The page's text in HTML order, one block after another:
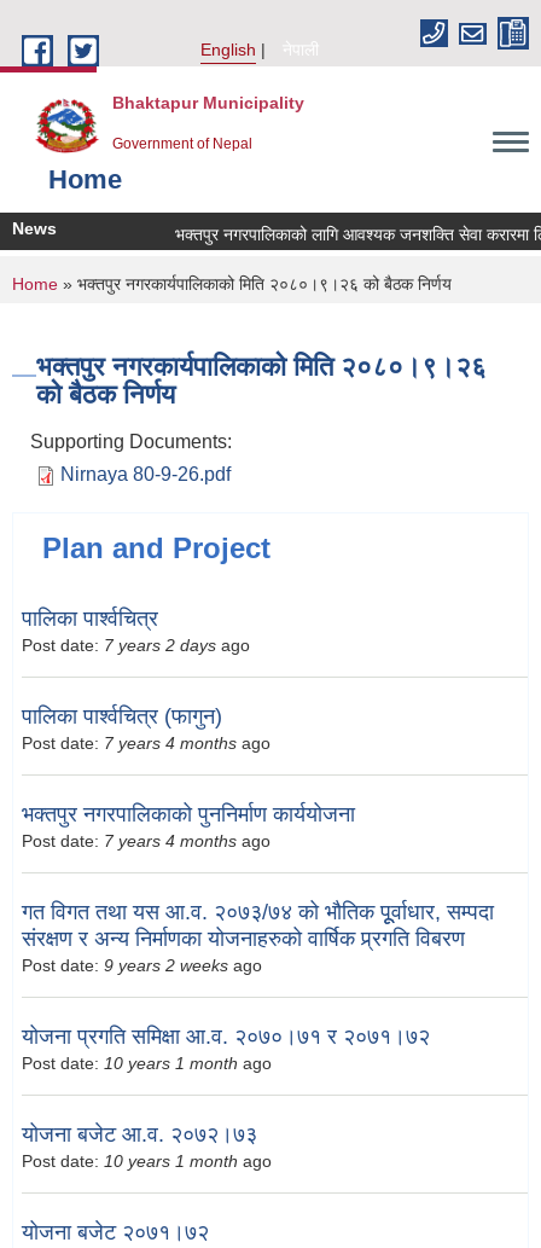
English
नेपाली
Bhaktapur Municipality
Government of Nepal
Home
News भक्तपुर नगरपालिकाको लागि आवश्यक जनशक्ति सेवा करारमा
You are here
Home » भक्तपुर नगरकार्यपालिकाको मिति २०८०।९।२६ को बैठक निर्णय
भक्तपुर नगरकार्यपालिकाको मिति २०८०।९।२६
को बैठक निर्णय
Supporting Documents:
Nirnaya 80-9-26.pdf
Plan and Project
पालिका पार्श्वचित्र
Post date: 7 years 2 days ago
पालिका पार्श्वचित्र (फागुन)
Post date: 7 years 4 months ago
भक्तपुर नगरपालिकाको पुननिर्माण कार्ययोजना
Post date: 7 years 4 months ago
गत विगत तथा यस आ.व. २०७३/७४ को भौतिक पूूर्वाधार, सम्पदा
संरक्षण र अन्य निर्माणका योजनाहरुको वार्षिक प्र्रगति विबरण
Post date: 9 years 2 weeks ago
योजना प्रगति समिक्षा आ.व. २०७०।७१ र २०७१।७२
Post date: 10 years 1 month ago
योजना बजेट आ.व. २०७२।७३
Post date: 10 years 1 month ago
योजना बजेट २०७१।७२